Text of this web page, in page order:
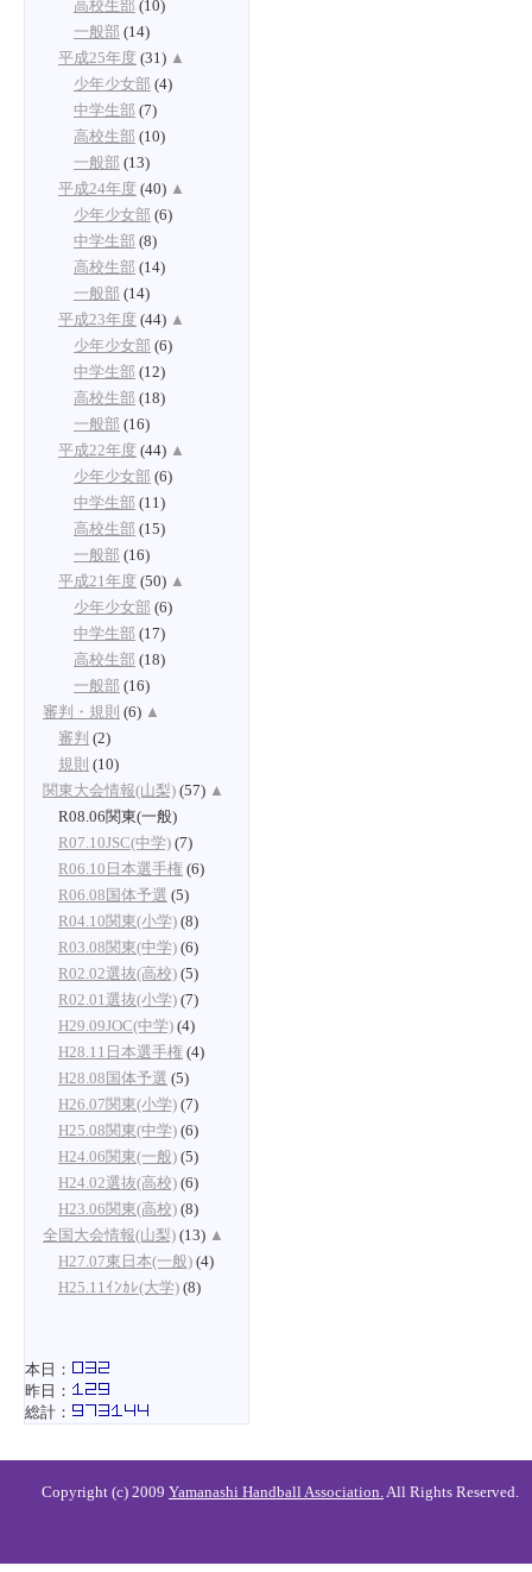
高校生部 (10)
一般部 (14)
平成25年度 (31) ▲
少年少女部 (4)
中学生部 (7)
高校生部 (10)
一般部 (13)
平成24年度 (40) ▲
少年少女部 (6)
中学生部 (8)
高校生部 (14)
一般部 (14)
平成23年度 (44) ▲
少年少女部 (6)
中学生部 (12)
高校生部 (18)
一般部 (16)
平成22年度 (44) ▲
少年少女部 (6)
中学生部 (11)
高校生部 (15)
一般部 (16)
平成21年度 (50) ▲
少年少女部 (6)
中学生部 (17)
高校生部 (18)
一般部 (16)
審判・規則 (6) ▲
審判 (2)
規則 (10)
関東大会情報(山梨) (57) ▲
R08.06関東(一般)
R07.10JSC(中学) (7)
R06.10日本選手権 (6)
R06.08国体予選 (5)
R04.10関東(小学) (8)
R03.08関東(中学) (6)
R02.02選抜(高校) (5)
R02.01選抜(小学) (7)
H29.09JOC(中学) (4)
H28.11日本選手権 (4)
H28.08国体予選 (5)
H26.07関東(小学) (7)
H25.08関東(中学) (6)
H24.06関東(一般) (5)
H24.02選抜(高校) (6)
H23.06関東(高校) (8)
全国大会情報(山梨) (13) ▲
H27.07東日本(一般) (4)
H25.11ｲﾝｶﾚ(大学) (8)
本日：
昨日：
総計：
Copyright (c) 2009 Yamanashi Handball Association.All Rights Reserved.